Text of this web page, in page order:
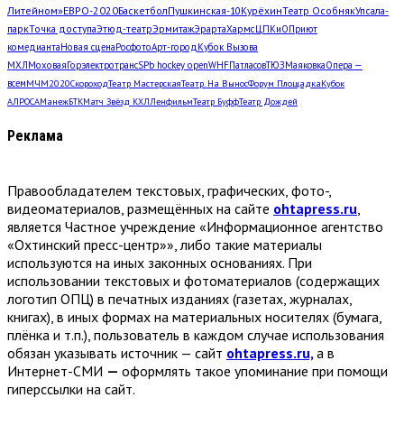
Литейном»ЕВРО-2020БаскетболПушкинская-10КурёхинТеатр ОсобнякУпсала-
паркТочка доступаЭтюд-театрЭрмитажЭрартаХармсЦПКиОПриют
комедиантаНовая сценаРосфотоАрт-город Кубок Вызова
МХЛМоховаяГорэлектротрансSPb hockey openWHFПатласовТЮЗМаяковкаОпера —
всемМЧМ2020СкороходТеатр МастерскаяТеатр. На ВыносФорум ПлощадкаКубок
АЛРОСАМанежБТКМатч Звёзд КХЛЛенфильмТеатр БуффТеатр Дождей
Реклама
Правообладателем текстовых, графических, фото-,
видеоматериалов, размещённых на сайте ohtapress.ru,
является Частное учреждение «Информационное агентство
«Охтинский пресс-центр»», либо такие материалы
используются на иных законных основаниях. При
использовании текстовых и фотоматериалов (содержащих
логотип ОПЦ) в печатных изданиях (газетах, журналах,
книгах), в иных формах на материальных носителях (бумага,
плёнка и т.п.), пользователь в каждом случае использования
обязан указывать источник — сайт ohtapress.ru, а в
Интернет-СМИ — оформлять такое упоминание при помощи
гиперссылки на сайт.